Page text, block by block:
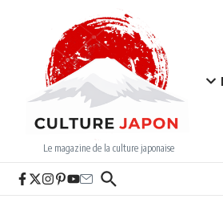
Le magazine de la culture japonaise